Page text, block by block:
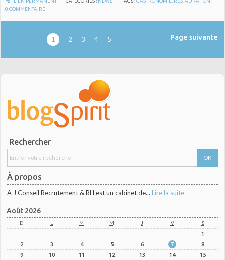
0 COMMENTAIRE
1 2 3 4 5 Page suivante
Rechercher
À propos
A J Conseil Recrutement & RH est un cabinet de... Lire la suite
Août 2026
D L M M J V S
1
2
3 4 5 6 7
8
9
10 11 12 13 14
15